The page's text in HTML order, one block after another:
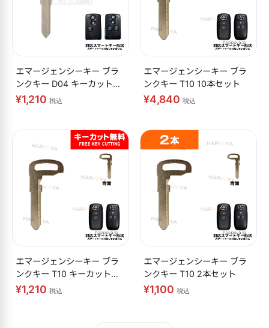
エマージェンシーキー ブラ
ンクキー D04 キーカット無
料
¥1,210 税込
エマージェンシーキー ブラ
ンクキー T10 10本セット
¥4,840 税込
エマージェンシーキー ブラ
ンクキー T10 キーカット無
料
¥1,210 税込
エマージェンシーキー ブラ
ンクキー T10 2本セット
¥1,100 税込